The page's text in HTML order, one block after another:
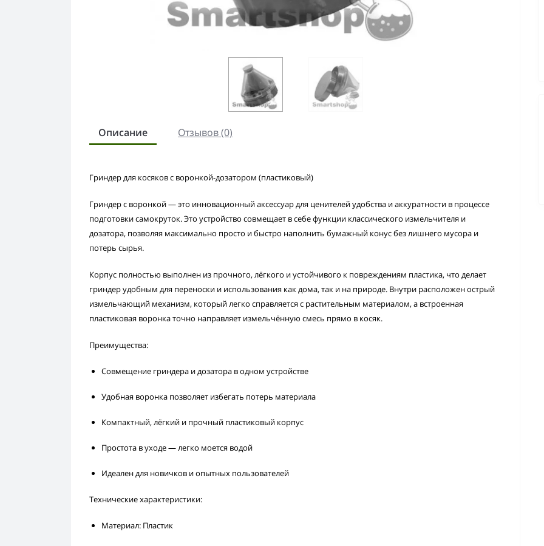
Описание Отзывов (0)
Гриндер для косяков с воронкой-дозатором (пластиковый)
Гриндер с воронкой — это инновационный аксессуар для ценителей удобства и аккуратности в процессе
подготовки самокруток. Это устройство совмещает в себе функции классического измельчителя и
дозатора, позволяя максимально просто и быстро наполнить бумажный конус без лишнего мусора и
потерь сырья.
Корпус полностью выполнен из прочного, лёгкого и устойчивого к повреждениям пластика, что делает
гриндер удобным для переноски и использования как дома, так и на природе. Внутри расположен острый
измельчающий механизм, который легко справляется с растительным материалом, а встроенная
пластиковая воронка точно направляет измельчённую смесь прямо в косяк.
Преимущества:
Совмещение гриндера и дозатора в одном устройстве
Удобная воронка позволяет избегать потерь материала
Компактный, лёгкий и прочный пластиковый корпус
Простота в уходе — легко моется водой
Идеален для новичков и опытных пользователей
Технические характеристики:
Материал: Пластик